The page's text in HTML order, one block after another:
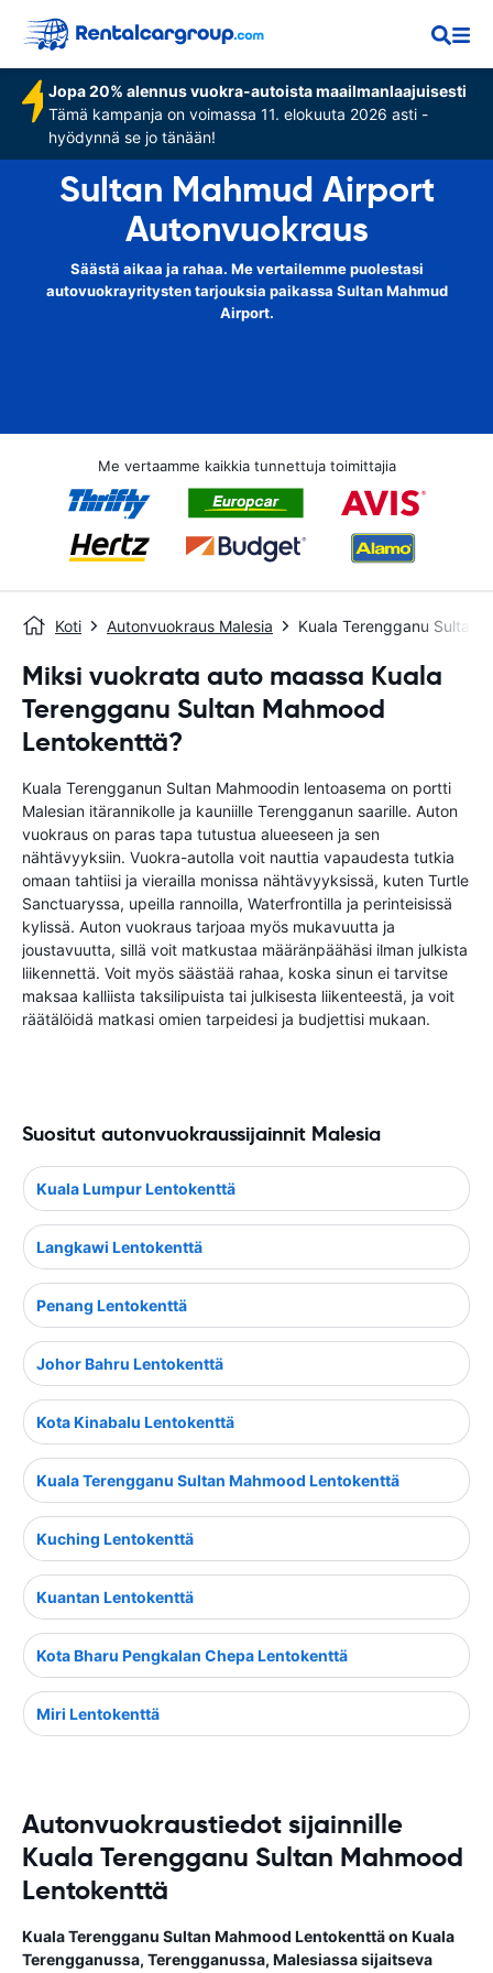
Jopa 20% alennus vuokra-autoista maailmanlaajuisesti
Tämä kampanja on voimassa 11. elokuuta 2026 asti -
hyödynnä se jo tänään!
Sultan Mahmud Airport
Autonvuokraus
Säästä aikaa ja rahaa. Me vertailemme puolestasi
autovuokrayritysten tarjouksia paikassa Sultan Mahmud
Airport.
Me vertaamme kaikkia tunnettuja toimittajia
Koti Autonvuokraus Malesia Kuala Terengganu Sultan
Miksi vuokrata auto maassa Kuala
Terengganu Sultan Mahmood
Lentokenttä?
Kuala Terengganun Sultan Mahmoodin lentoasema on portti
Malesian itärannikolle ja kauniille Terengganun saarille. Auton
vuokraus on paras tapa tutustua alueeseen ja sen
nähtävyyksiin. Vuokra-autolla voit nauttia vapaudesta tutkia
omaan tahtiisi ja vierailla monissa nähtävyyksissä, kuten Turtle
Sanctuaryssa, upeilla rannoilla, Waterfrontilla ja perinteisissä
kylissä. Auton vuokraus tarjoaa myös mukavuutta ja
joustavuutta, sillä voit matkustaa määränpäähäsi ilman julkista
liikennettä. Voit myös säästää rahaa, koska sinun ei tarvitse
maksaa kalliista taksilipuista tai julkisesta liikenteestä, ja voit
räätälöidä matkasi omien tarpeidesi ja budjettisi mukaan.
Suositut autonvuokraussijainnit Malesia
Kuala Lumpur Lentokenttä
Langkawi Lentokenttä
Penang Lentokenttä
Johor Bahru Lentokenttä
Kota Kinabalu Lentokenttä
Kuala Terengganu Sultan Mahmood Lentokenttä
Kuching Lentokenttä
Kuantan Lentokenttä
Kota Bharu Pengkalan Chepa Lentokenttä
Miri Lentokenttä
Autonvuokraustiedot sijainnille
Kuala Terengganu Sultan Mahmood
Lentokenttä
Kuala Terengganu Sultan Mahmood Lentokenttä on Kuala
Terengganussa, Terengganussa, Malesiassa sijaitseva